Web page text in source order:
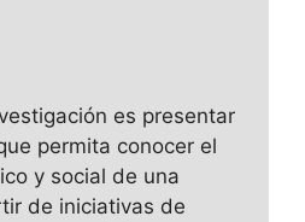
es presentar
permita conocer el
y social de una
de iniciativas de